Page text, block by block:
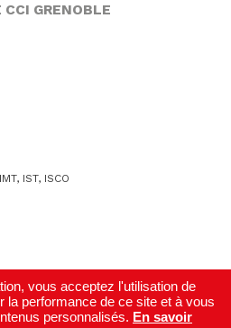
CCI GRENOBLE
IST, ISCO
vous acceptez l'utilisation de
la performance de ce site et à vous
personnalisés. En savoir